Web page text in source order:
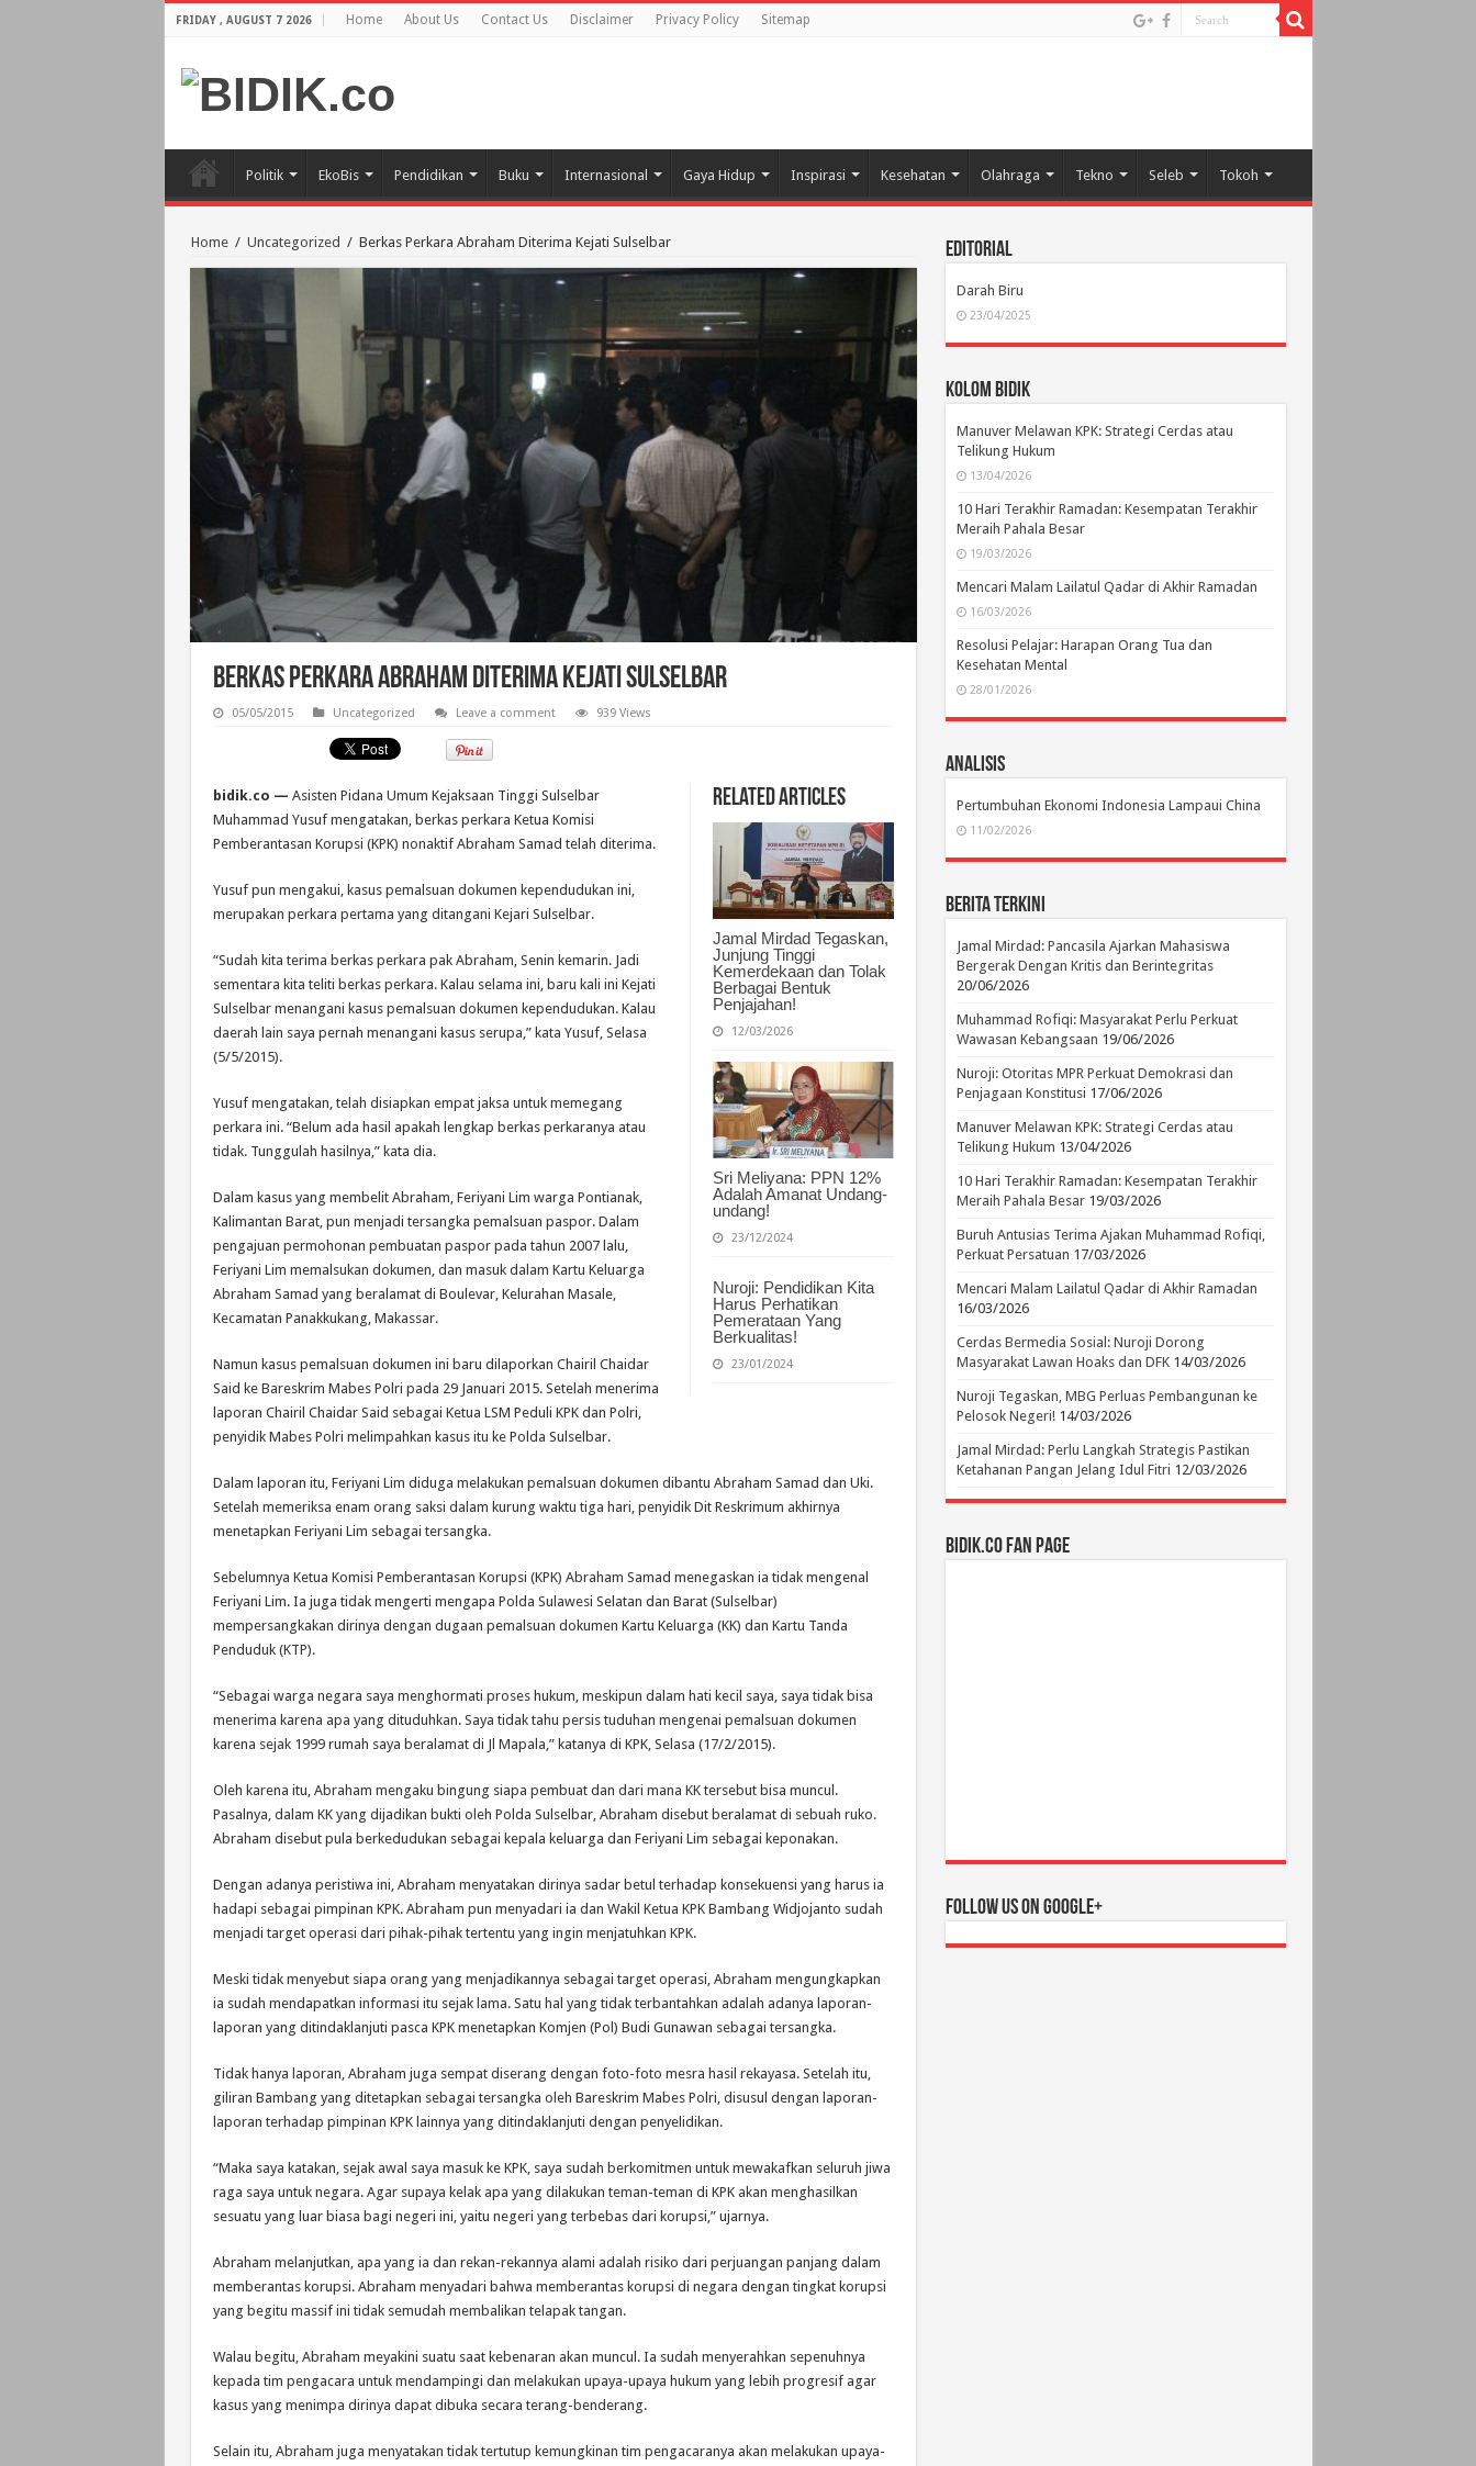
FRIDAY , AUGUST 7 2026 Home About Us Contact Us Disclaimer Privacy Policy Sitemap
Politik EkoBis Pendidikan Buku Internasional Gaya Hidup Inspirasi Kesehatan Olahraga Tekno Seleb Tokoh
Home / Uncategorized / Berkas Perkara Abraham Diterima Kejati Sulselbar
Berkas Perkara Abraham Diterima Kejati Sulselbar
05/05/2015 Uncategorized Leave a comment 939 Views
Related Articles
Jamal Mirdad Tegaskan,
Junjung Tinggi
Kemerdekaan dan Tolak
Berbagai Bentuk
Penjajahan!
12/03/2026
Sri Meliyana: PPN 12%
Adalah Amanat Undang-
undang!
23/12/2024
Nuroji: Pendidikan Kita
Harus Perhatikan
Pemerataan Yang
Berkualitas!
23/01/2024
bidik.co — Asisten Pidana Umum Kejaksaan Tinggi Sulselbar
Muhammad Yusuf mengatakan, berkas perkara Ketua Komisi
Pemberantasan Korupsi (KPK) nonaktif Abraham Samad telah diterima.
Yusuf pun mengakui, kasus pemalsuan dokumen kependudukan ini,
merupakan perkara pertama yang ditangani Kejari Sulselbar.
“Sudah kita terima berkas perkara pak Abraham, Senin kemarin. Jadi
sementara kita teliti berkas perkara. Kalau selama ini, baru kali ini Kejati
Sulselbar menangani kasus pemalsuan dokumen kependudukan. Kalau
daerah lain saya pernah menangani kasus serupa,” kata Yusuf, Selasa
(5/5/2015).
Yusuf mengatakan, telah disiapkan empat jaksa untuk memegang
perkara ini. “Belum ada hasil apakah lengkap berkas perkaranya atau
tidak. Tunggulah hasilnya,” kata dia.
Dalam kasus yang membelit Abraham, Feriyani Lim warga Pontianak,
Kalimantan Barat, pun menjadi tersangka pemalsuan paspor. Dalam
pengajuan permohonan pembuatan paspor pada tahun 2007 lalu,
Feriyani Lim memalsukan dokumen, dan masuk dalam Kartu Keluarga
Abraham Samad yang beralamat di Boulevar, Kelurahan Masale,
Kecamatan Panakkukang, Makassar.
Namun kasus pemalsuan dokumen ini baru dilaporkan Chairil Chaidar
Said ke Bareskrim Mabes Polri pada 29 Januari 2015. Setelah menerima
laporan Chairil Chaidar Said sebagai Ketua LSM Peduli KPK dan Polri,
penyidik Mabes Polri melimpahkan kasus itu ke Polda Sulselbar.
Dalam laporan itu, Feriyani Lim diduga melakukan pemalsuan dokumen dibantu Abraham Samad dan Uki.
Setelah memeriksa enam orang saksi dalam kurung waktu tiga hari, penyidik Dit Reskrimum akhirnya
menetapkan Feriyani Lim sebagai tersangka.
Sebelumnya Ketua Komisi Pemberantasan Korupsi (KPK) Abraham Samad menegaskan ia tidak mengenal
Feriyani Lim. Ia juga tidak mengerti mengapa Polda Sulawesi Selatan dan Barat (Sulselbar)
mempersangkakan dirinya dengan dugaan pemalsuan dokumen Kartu Keluarga (KK) dan Kartu Tanda
Penduduk (KTP).
“Sebagai warga negara saya menghormati proses hukum, meskipun dalam hati kecil saya, saya tidak bisa
menerima karena apa yang dituduhkan. Saya tidak tahu persis tuduhan mengenai pemalsuan dokumen
karena sejak 1999 rumah saya beralamat di Jl Mapala,” katanya di KPK, Selasa (17/2/2015).
Oleh karena itu, Abraham mengaku bingung siapa pembuat dan dari mana KK tersebut bisa muncul.
Pasalnya, dalam KK yang dijadikan bukti oleh Polda Sulselbar, Abraham disebut beralamat di sebuah ruko.
Abraham disebut pula berkedudukan sebagai kepala keluarga dan Feriyani Lim sebagai keponakan.
Dengan adanya peristiwa ini, Abraham menyatakan dirinya sadar betul terhadap konsekuensi yang harus ia
hadapi sebagai pimpinan KPK. Abraham pun menyadari ia dan Wakil Ketua KPK Bambang Widjojanto sudah
menjadi target operasi dari pihak-pihak tertentu yang ingin menjatuhkan KPK.
Meski tidak menyebut siapa orang yang menjadikannya sebagai target operasi, Abraham mengungkapkan
ia sudah mendapatkan informasi itu sejak lama. Satu hal yang tidak terbantahkan adalah adanya laporan-
laporan yang ditindaklanjuti pasca KPK menetapkan Komjen (Pol) Budi Gunawan sebagai tersangka.
Tidak hanya laporan, Abraham juga sempat diserang dengan foto-foto mesra hasil rekayasa. Setelah itu,
giliran Bambang yang ditetapkan sebagai tersangka oleh Bareskrim Mabes Polri, disusul dengan laporan-
laporan terhadap pimpinan KPK lainnya yang ditindaklanjuti dengan penyelidikan.
“Maka saya katakan, sejak awal saya masuk ke KPK, saya sudah berkomitmen untuk mewakafkan seluruh jiwa
raga saya untuk negara. Agar supaya kelak apa yang dilakukan teman-teman di KPK akan menghasilkan
sesuatu yang luar biasa bagi negeri ini, yaitu negeri yang terbebas dari korupsi,” ujarnya.
Abraham melanjutkan, apa yang ia dan rekan-rekannya alami adalah risiko dari perjuangan panjang dalam
memberantas korupsi. Abraham menyadari bahwa memberantas korupsi di negara dengan tingkat korupsi
yang begitu massif ini tidak semudah membalikan telapak tangan.
Walau begitu, Abraham meyakini suatu saat kebenaran akan muncul. Ia sudah menyerahkan sepenuhnya
kepada tim pengacara untuk mendampingi dan melakukan upaya-upaya hukum yang lebih progresif agar
kasus yang menimpa dirinya dapat dibuka secara terang-benderang.
Selain itu, Abraham juga menyatakan tidak tertutup kemungkinan tim pengacaranya akan melakukan upaya-
Editorial
Darah Biru
23/04/2025
Kolom Bidik
Manuver Melawan KPK: Strategi Cerdas atau
Telikung Hukum
13/04/2026
10 Hari Terakhir Ramadan: Kesempatan Terakhir
Meraih Pahala Besar
19/03/2026
Mencari Malam Lailatul Qadar di Akhir Ramadan
16/03/2026
Resolusi Pelajar: Harapan Orang Tua dan
Kesehatan Mental
28/01/2026
Analisis
Pertumbuhan Ekonomi Indonesia Lampaui China
11/02/2026
Berita Terkini
Jamal Mirdad: Pancasila Ajarkan Mahasiswa
Bergerak Dengan Kritis dan Berintegritas
20/06/2026
Muhammad Rofiqi: Masyarakat Perlu Perkuat
Wawasan Kebangsaan 19/06/2026
Nuroji: Otoritas MPR Perkuat Demokrasi dan
Penjagaan Konstitusi 17/06/2026
Manuver Melawan KPK: Strategi Cerdas atau
Telikung Hukum 13/04/2026
10 Hari Terakhir Ramadan: Kesempatan Terakhir
Meraih Pahala Besar 19/03/2026
Buruh Antusias Terima Ajakan Muhammad Rofiqi,
Perkuat Persatuan 17/03/2026
Mencari Malam Lailatul Qadar di Akhir Ramadan
16/03/2026
Cerdas Bermedia Sosial: Nuroji Dorong
Masyarakat Lawan Hoaks dan DFK 14/03/2026
Nuroji Tegaskan, MBG Perluas Pembangunan ke
Pelosok Negeri! 14/03/2026
Jamal Mirdad: Perlu Langkah Strategis Pastikan
Ketahanan Pangan Jelang Idul Fitri 12/03/2026
BIDIK.CO Fan Page
Follow us on Google+